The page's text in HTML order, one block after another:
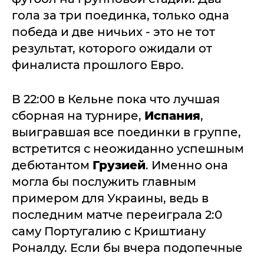
гола за три поединка, только одна
победа и две ничьих - это не тот
результат, которого ожидали от
финалиста прошлого Евро.
В 22:00 в Кельне пока что лучшая
сборная на турнире, Испания,
выигравшая все поединки в группе,
встретится с неожиданно успешным
дебютантом Грузией. Именно она
могла бы послужить главным
примером для Украины, ведь в
последним матче переиграла 2:0
саму Португалию с Криштиану
Роналду. Если бы вчера подопечные